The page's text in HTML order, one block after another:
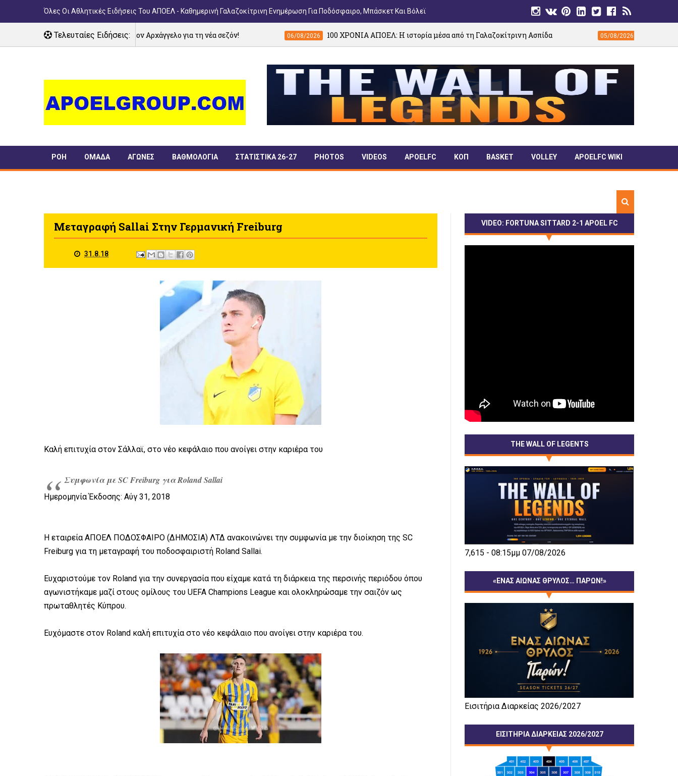
Όλες Οι Αθλητικές Ειδήσεις Του ΑΠΟΕΛ - Καθημερινή Γαλαζοκίτρινη Ενημέρωση Για Ποδόσφαιρο, Μπάσκετ Και Βόλεϊ
Τελευταίες Ειδήσεις:
Αγιασμός στον Αρχάγγελο για τη νέα σεζόν! 06/08/2026 100 ΧΡΟΝΙΑ ΑΠΟΕΛ: Η ιστορία μέσα από τη Γαλαζοκίτρινη Ασπίδα 05/08/2026 ΕΙΚΟΝΕΣ: Το γήπεδο του
ΡΟΗ ΟΜΑΔΑ ΑΓΩΝΕΣ ΒΑΘΜΟΛΟΓΙΑ ΣΤΑΤΙΣΤΙΚΑ 26-27 PHOTOS VIDEOS APOELFC ΚΟΠ BASKET VOLLEY APOELFC WIKI
Μεταγραφή Sallai Στην Γερμανική Freiburg
31.8.18
Καλή επιτυχία στον Σάλλαϊ, στο νέο κεφάλαιο που ανοίγει στην καριέρα του
Συμφωνία με SC Freiburg για Roland Sallai
Ημερομηνία Έκδοσης: Αύγ 31, 2018
Η εταιρεία ΑΠΟΕΛ ΠΟΔΟΣΦΑΙΡΟ (ΔΗΜΟΣΙΑ) ΛΤΔ ανακοινώνει την συμφωνία με την διοίκηση της SC
Freiburg για τη μεταγραφή του ποδοσφαιριστή Roland Sallai.
Ευχαριστούμε τον Roland για την συνεργασία που είχαμε κατά τη διάρκεια της περσινής περιόδου όπου
αγωνιστήκαμε μαζί στους ομίλους του UEFA Champions League και ολοκληρώσαμε την σαιζόν ως
πρωταθλητές Κύπρου.
Ευχόμαστε στον Roland καλή επιτυχία στο νέο κεφάλαιο που ανοίγει στην καριέρα του.
VIDEO: FORTUNA SITTARD 2-1 APOEL FC
THE WALL OF LEGENTS
7,615 - 08:15μμ 07/08/2026
«ΕΝΑΣ ΑΙΩΝΑΣ ΘΡΥΛΟΣ… ΠΑΡΩΝ!»
Εισιτήρια Διαρκείας 2026/2027
ΕΙΣΙΤΗΡΙΑ ΔΙΑΡΚΕΙΑΣ 2026/2027